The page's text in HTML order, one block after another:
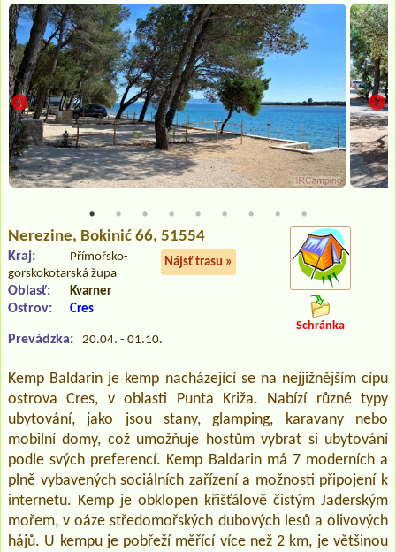
Nerezine, Bokinić 66, 51554
Nájsť trasu »
Kraj:
Přímořsko-
gorskokotarská župa
Oblasť: Kvarner
Ostrov: Cres
Prevádzka: 20.04. - 01.10.
Schránka
Kemp Baldarin je kemp nacházející se na nejjižnějším cípu
ostrova Cres, v oblasti Punta Križa. Nabízí různé typy
ubytování, jako jsou stany, glamping, karavany nebo
mobilní domy, což umožňuje hostům vybrat si ubytování
podle svých preferencí. Kemp Baldarin má 7 moderních a
plně vybavených sociálních zařízení a možnosti připojení k
internetu. Kemp je obklopen křišťálově čistým Jaderským
mořem, v oáze středomořských dubových lesů a olivových
hájů. U kempu je pobřeží měřící více než 2 km, je většinou